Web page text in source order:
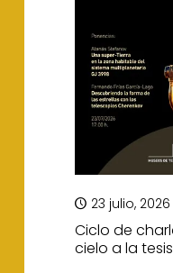
23 julio,
Ciclo de
cielo a la